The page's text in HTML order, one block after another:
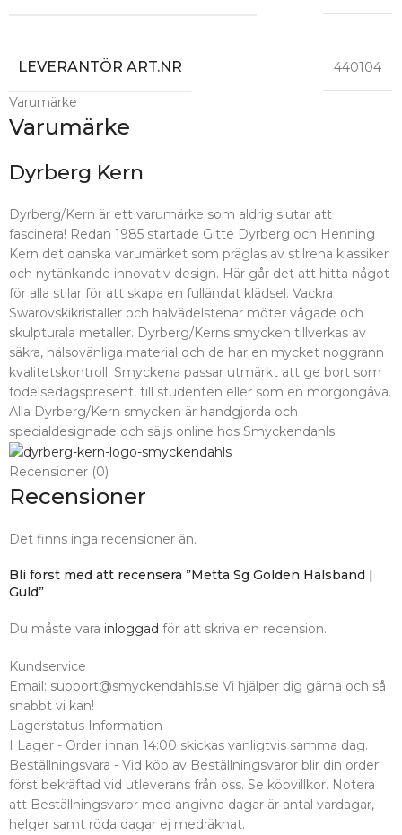
LEVERANTÖR ART.NR 440104
Varumärke
Varumärke
Dyrberg Kern
Dyrberg/Kern är ett varumärke som aldrig slutar att
fascinera! Redan 1985 startade Gitte Dyrberg och Henning
Kern det danska varumärket som präglas av stilrena klassiker
och nytänkande innovativ design. Här går det att hitta något
för alla stilar för att skapa en fulländat klädsel. Vackra
Swarovskikristaller och halvädelstenar möter vågade och
skulpturala metaller. Dyrberg/Kerns smycken tillverkas av
säkra, hälsovänliga material och de har en mycket noggrann
kvalitetskontroll. Smyckena passar utmärkt att ge bort som
födelsedagspresent, till studenten eller som en morgongåva.
Alla Dyrberg/Kern smycken är handgjorda och
specialdesignade och säljs online hos Smyckendahls.
Recensioner (0)
Recensioner
Det finns inga recensioner än.
Bli först med att recensera ”Metta Sg Golden Halsband |
Guld”
Du måste vara inloggad för att skriva en recension.
Kundservice
Email: support@smyckendahls.se Vi hjälper dig gärna och så
snabbt vi kan!
Lagerstatus Information
I Lager - Order innan 14:00 skickas vanligtvis samma dag.
Beställningsvara - Vid köp av Beställningsvaror blir din order
först bekräftad vid utleverans från oss. Se köpvillkor. Notera
att Beställningsvaror med angivna dagar är antal vardagar,
helger samt röda dagar ej medräknat.